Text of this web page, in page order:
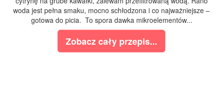
woda jest pełna smaku, mocno schłodzona i co najważniejsze –
gotowa do picia. To spora dawka mikroelementów...
Zobacz cały przepis...